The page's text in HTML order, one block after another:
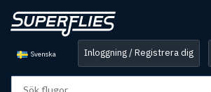
Svenska Inloggning / Registrera dig